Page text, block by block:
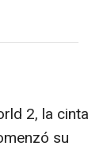
2, la cinta
su